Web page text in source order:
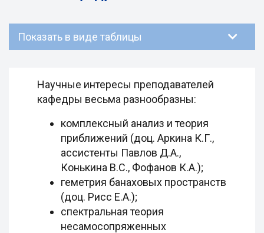
Показать в виде таблицы
Научные интересы преподавателей
кафедры весьма разнообразны:
комплексный анализ и теория
приближений (доц. Аркина К.Г.,
ассистенты Павлов Д.А.,
Конькина В.С., Фофанов К.А.);
геметрия банаховых пространств
(доц. Рисс Е.А.);
спектральная теория
несамосопряженных